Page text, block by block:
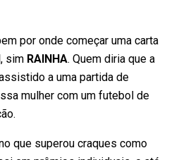
por onde começar uma carta
sim RAINHA. Quem diria que a
a uma partida de
mulher com um futebol de
que superou craques como